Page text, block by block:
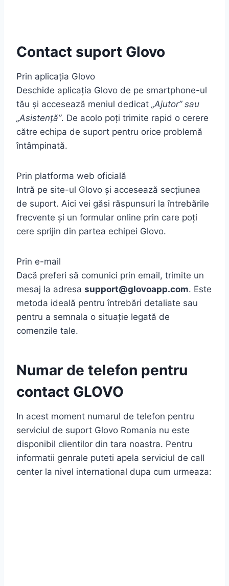
Contact suport Glovo
Prin aplicația Glovo
Deschide aplicația Glovo de pe smartphone-ul
tău și accesează meniul dedicat „Ajutor” sau
„Asistență”. De acolo poți trimite rapid o cerere
către echipa de suport pentru orice problemă
întâmpinată.
Prin platforma web oficială
Intră pe site-ul Glovo și accesează secțiunea
de suport. Aici vei găsi răspunsuri la întrebările
frecvente și un formular online prin care poți
cere sprijin din partea echipei Glovo.
Prin e-mail
Dacă preferi să comunici prin email, trimite un
mesaj la adresa support@glovoapp.com. Este
metoda ideală pentru întrebări detaliate sau
pentru a semnala o situație legată de
comenzile tale.
Numar de telefon pentru
contact GLOVO
In acest moment numarul de telefon pentru
serviciul de suport Glovo Romania nu este
disponibil clientilor din tara noastra. Pentru
informatii genrale puteti apela serviciul de call
center la nivel international dupa cum urmeaza: